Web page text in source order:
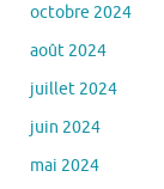
octobre 2024
août 2024
juillet 2024
juin 2024
mai 2024